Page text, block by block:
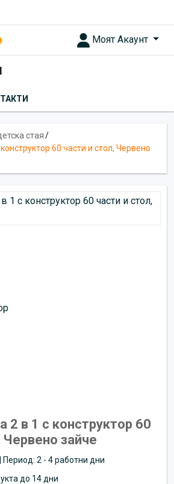
Моят Акаунт
стая/
60 части и стол, Червено
2 в 1 с конструктор 60
Червено зайче
Период: 2 - 4 работни дни
до 14 дни